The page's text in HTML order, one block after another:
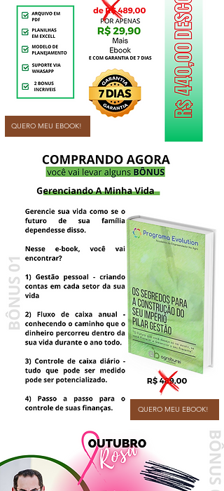
QUERO MEU EBOOK!
QUERO MEU EBOOK!